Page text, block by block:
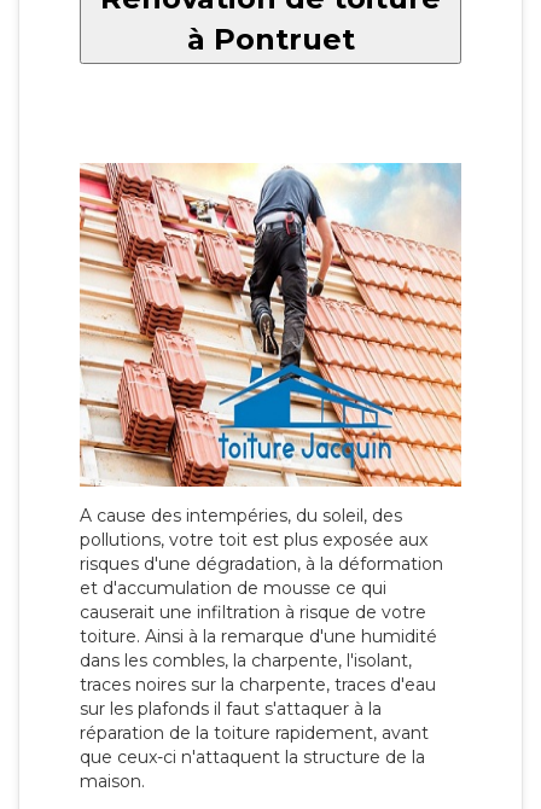
à Pontruet
A cause des intempéries, du soleil, des
pollutions, votre toit est plus exposée aux
risques d'une dégradation, à la déformation
et d'accumulation de mousse ce qui
causerait une infiltration à risque de votre
toiture. Ainsi à la remarque d'une humidité
dans les combles, la charpente, l'isolant,
traces noires sur la charpente, traces d'eau
sur les plafonds il faut s'attaquer à la
réparation de la toiture rapidement, avant
que ceux-ci n'attaquent la structure de la
maison.